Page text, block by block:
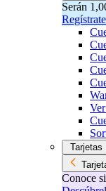
Serán
Tarjetas
Conoce